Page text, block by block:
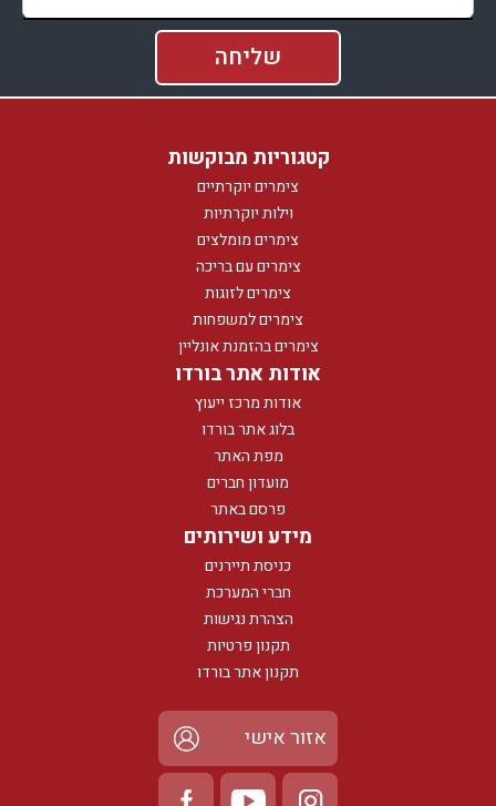
קטגוריות מבוקשות
צימרים יוקרתיים
וילות יוקרתיות
צימרים מומלצים
צימרים עם בריכה
צימרים לזוגות
צימרים למשפחות
צימרים בהזמנת אונליין
אודות אתר בורדו
אודות מרכז ייעוץ
בלוג אתר בורדו
מפת האתר
מועדון חברים
פרסם באתר
מידע ושירותים
כניסת תיירנים
חברי המערכת
הצהרת נגישות
תקנון פרטיות
תקנון אתר בורדו
אזור אישי